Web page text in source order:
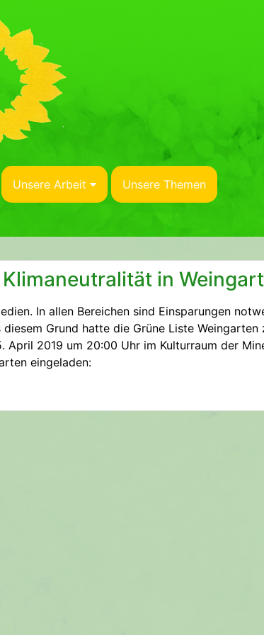
Unsere Arbeit Unsere Themen
in
In allen Bereichen sind Einsparungen
Grund hatte die Grüne Liste Weingarten
April 2019 um 20:00 Uhr im Kulturraum der
eingeladen: